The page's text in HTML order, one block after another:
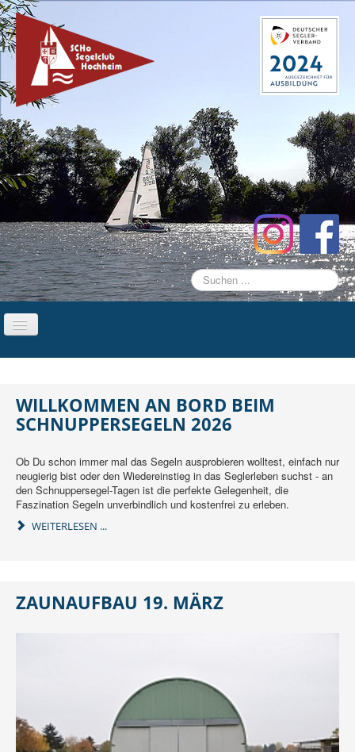
Suchen
...
DER SCHO
JUGEND
RUND UMS SEGELN
MITGLIEDER
WILLKOMMEN AN BORD BEIM
SCHNUPPERSEGELN 2026
Ob Du schon immer mal das Segeln ausprobieren wolltest, einfach nur
neugierig bist oder den Wiedereinstieg in das Seglerleben suchst - an
den Schnuppersegel-Tagen ist die perfekte Gelegenheit, die
Faszination Segeln unverbindlich und kostenfrei zu erleben.
WEITERLESEN ...
ZAUNAUFBAU 19. MÄRZ